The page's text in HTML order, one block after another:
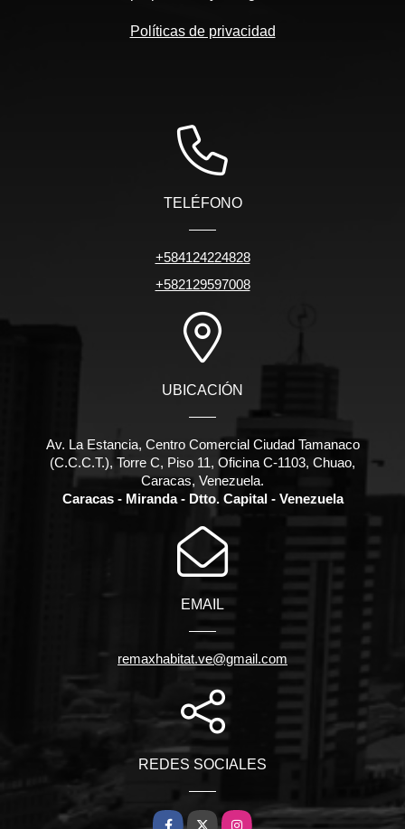
Políticas de privacidad
TELÉFONO
+584124224828
+582129597008
UBICACIÓN
Av. La Estancia, Centro Comercial Ciudad Tamanaco
(C.C.C.T.), Torre C, Piso 11, Oficina C-1103, Chuao,
Caracas, Venezuela.
Caracas - Miranda - Dtto. Capital - Venezuela
EMAIL
remaxhabitat.ve@gmail.com
REDES SOCIALES
Facebook
X Instagram